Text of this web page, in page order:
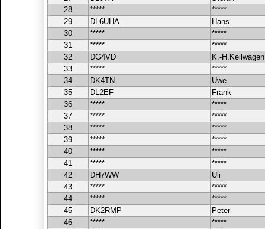
28
*****
*****
29
DL6UHA
Hans
30
*****
*****
31
*****
*****
32
DG4VD
K.-H.Keilwagen
33
*****
*****
34
DK4TN
Uwe
35
DL2EF
Frank
36
*****
*****
37
*****
*****
38
*****
*****
39
*****
*****
40
*****
*****
41
*****
*****
42
DH7WW
Uli
43
*****
*****
44
*****
*****
45
DK2RMP
Peter
46
*****
*****